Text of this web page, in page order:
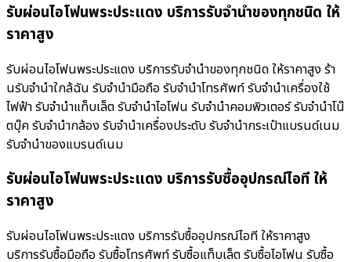
รับผ่อนไอโฟนพระประแดง บริการรับจำนำของทุกชนิด ให้
ราคาสูง
รับผ่อนไอโฟนพระประแดง บริการรับจำนำของทุกชนิด ให้ราคาสูง ร้า
นรับจํานําใกล้ฉัน รับจำนำมือถือ รับจำนำโทรศัพท์ รับจำนำเครื่องใช้
ไฟฟ้า รับจำนำแท็บเล็ต รับจำนำไอโฟน รับจำนำคอมพิวเตอร์ รับจำนำโน๊
ตบุ๊ค รับจำนำกล้อง รับจำนำเครื่องประดับ รับจำนำกระเป๋าแบรนด์เนม
รับจำนำของแบรนด์เนม
รับผ่อนไอโฟนพระประแดง บริการรับซื้ออุปกรณ์ไอที ให้
ราคาสูง
รับผ่อนไอโฟนพระประแดง บริการรับซื้ออุปกรณ์ไอที ให้ราคาสูง
บริการรับซื้อมือถือ รับซื้อโทรศัพท์ รับซื้อแท็บเล็ต รับซื้อไอโฟน รับซื้อ